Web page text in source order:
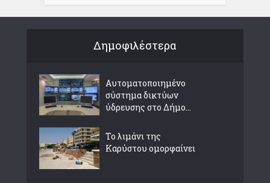
Δημοφιλέστερα
Αυτοματοποιημένο
σύστημα δικτύων
ύδρευσης στο Δήμο...
Το λιμάνι της
Καρύστου ομορφαίνει